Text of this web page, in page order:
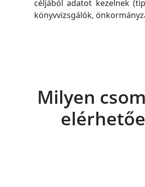
céljából adatot kezelnek
könyvvizsgálók,
Milyen